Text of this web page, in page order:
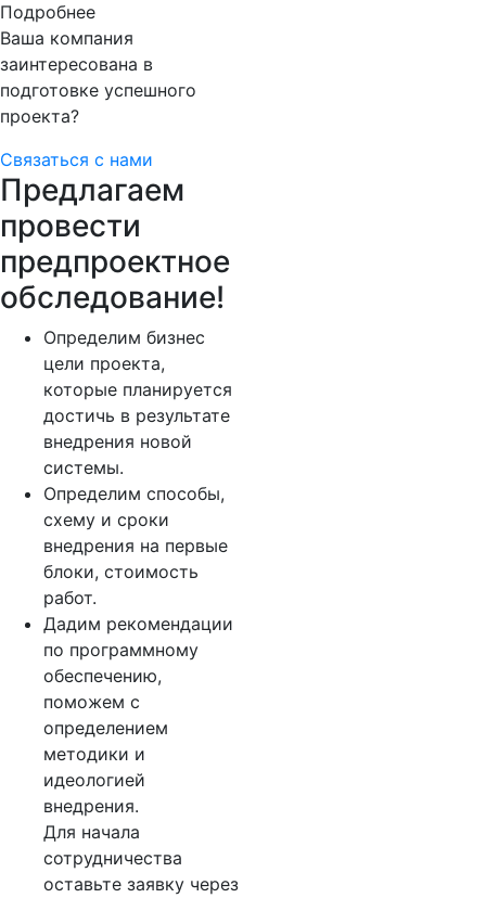
Подробнее
Ваша компания
заинтересована в
подготовке успешного
проекта?
Связаться с нами
Предлагаем
провести
предпроектное
обследование!
Определим бизнес
цели проекта,
которые планируется
достичь в результате
внедрения новой
системы.
Определим способы,
схему и сроки
внедрения на первые
блоки, стоимость
работ.
Дадим рекомендации
по программному
обеспечению,
поможем с
определением
методики и
идеологией
внедрения.
Для начала
сотрудничества
оставьте заявку через